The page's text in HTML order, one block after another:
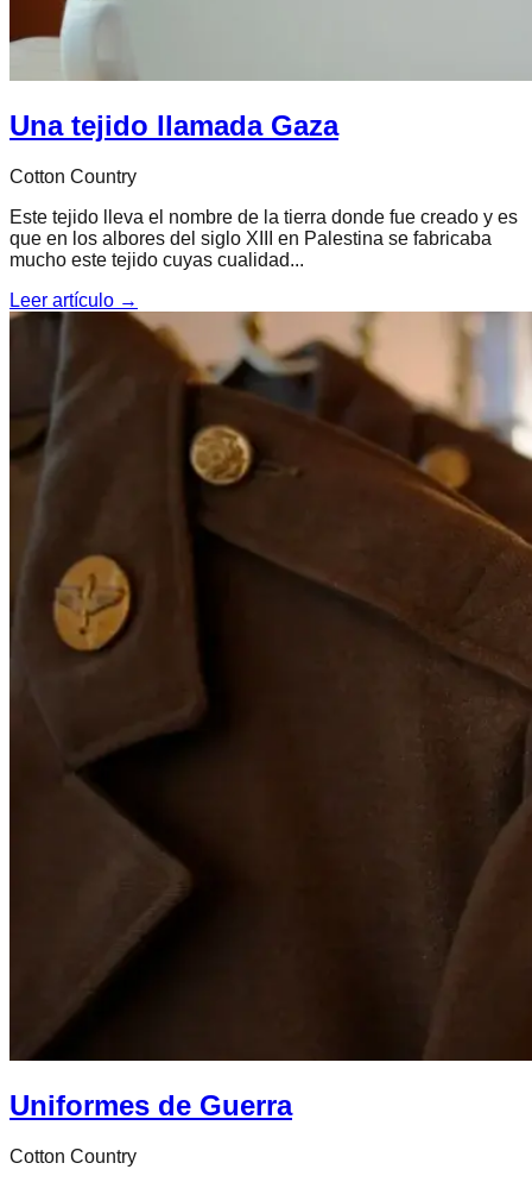
Una tejido llamada Gaza
Cotton Country
Este tejido lleva el nombre de la tierra donde fue creado y es
que en los albores del siglo XIII en Palestina se fabricaba
mucho este tejido cuyas cualidad...
Leer artículo →
Uniformes de Guerra
Cotton Country